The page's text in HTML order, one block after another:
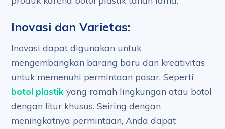
Inovasi dan Varietas:
Inovasi dapat digunakan untuk
mengembangkan barang baru dan kreativitas
untuk memenuhi permintaan pasar. Seperti
botol plastik yang ramah lingkungan atau botol
dengan fitur khusus. Seiring dengan
meningkatnya permintaan, Anda dapat